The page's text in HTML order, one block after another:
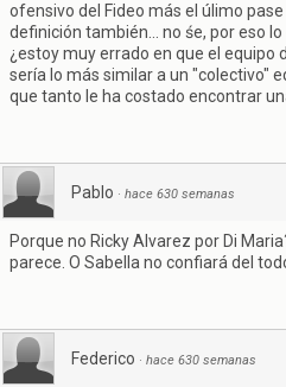
ofensivo del Fideo más el úlimo
definición también... no śe, por eso
¿estoy muy errado en que el equipo
sería lo más similar a un "colectivo"
que tanto le ha costado encontrar
Pablo · hace 630 semanas
Porque no Ricky Alvarez por Di
parece. O Sabella no confiará del
Federico · hace 630 semanas